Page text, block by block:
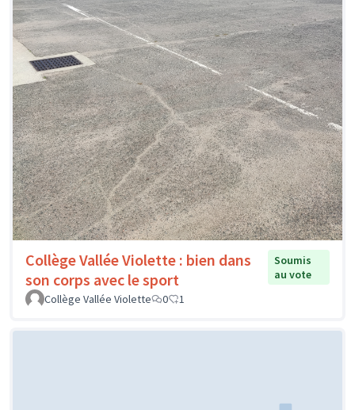
Collège Vallée Violette : bien dans
son corps avec le sport
Soumis
au vote
Collège Vallée Violette
0 1